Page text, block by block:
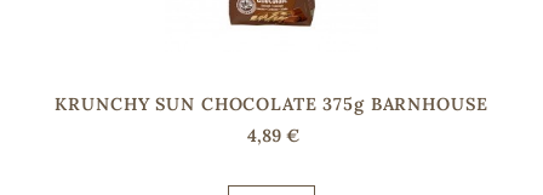
KRUNCHY SUN CHOCOLATE 375g BARNHOUSE
4,89 €